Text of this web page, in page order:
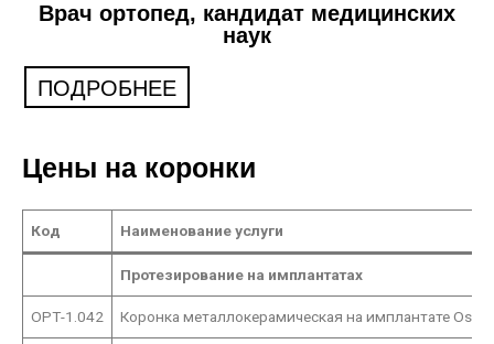
Врач ортопед, кандидат медицинских
наук
ПОДРОБНЕЕ
Цены на коронки
Код Наименование услуги
Протезирование на имплантатах
ОРТ-1.042 Коронка металлокерамическая на имплантате